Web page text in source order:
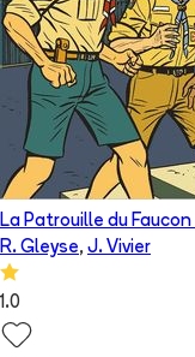
La Patrouille du Faucon
R. Gleyse, J. Vivier
1.0